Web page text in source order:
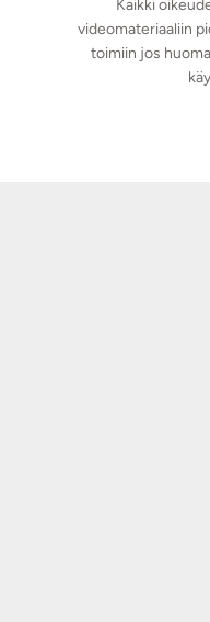
Kaikki
videomateriaaliin
toimiin jos